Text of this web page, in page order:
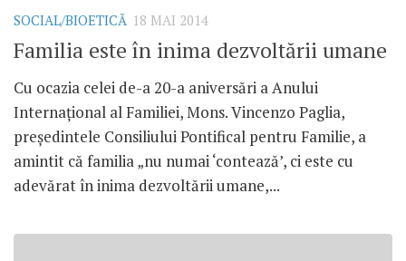
SOCIAL/BIOETICĂ 18 MAI 2014
Familia este în inima dezvoltării umane
Cu ocazia celei de-a 20-a aniversări a Anului
Internaţional al Familiei, Mons. Vincenzo Paglia,
preşedintele Consiliului Pontifical pentru Familie, a
amintit că familia „nu numai ‘contează’, ci este cu
adevărat în inima dezvoltării umane,...